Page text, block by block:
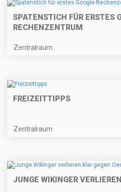
SPATENSTICH FÜR ERSTES
RECHENZENTRUM
Zentralraum
FREIZEITTIPPS
Zentralraum
JUNGE WIKINGER